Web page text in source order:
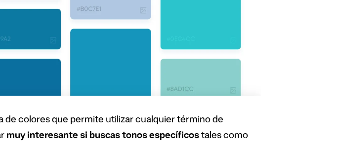
de colores que permite utilizar cualquier término de
muy interesante si buscas tonos específicostales como